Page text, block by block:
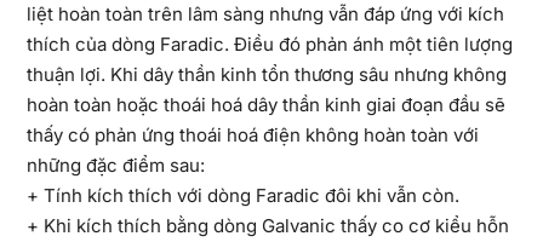
liệt hoàn toàn trên lâm sàng nhưng vẫn đáp ứng với kích
thích của dòng Faradic. Điều đó phản ánh một tiên lượng
thuận lợi. Khi dây thần kinh tổn thương sâu nhưng không
hoàn toàn hoặc thoái hoá dây thần kinh giai đoạn đầu sẽ
thấy có phản ứng thoái hoá điện không hoàn toàn với
những đặc điểm sau:
+ Tính kích thích với dòng Faradic đôi khi vẫn còn.
+ Khi kích thích bằng dòng Galvanic thấy co cơ kiểu hỗn